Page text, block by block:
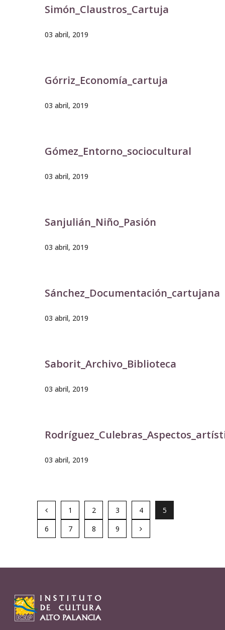
Simón_Claustros_Cartuja
03 abril, 2019
Górriz_Economía_cartuja
03 abril, 2019
Gómez_Entorno_sociocultural
03 abril, 2019
Sanjulián_Niño_Pasión
03 abril, 2019
Sánchez_Documentación_cartujana
03 abril, 2019
Saborit_Archivo_Biblioteca
03 abril, 2019
03 abril, 2019
1 2 3 4
5
6
7 8 9